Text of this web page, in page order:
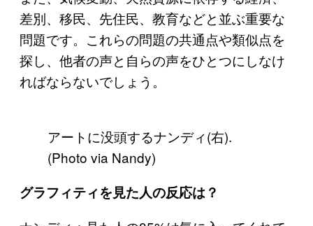
差別、移民、先住民、教育などと並ぶ重要な
問題です。これらの問題の共通点や類似点を
探し、他者の声と自らの声をひとつにしなけ
ればならないでしょう。
アートに没頭するナンディ(右).
(Photo via Nandy)
グラフィティを見た人の反応は？